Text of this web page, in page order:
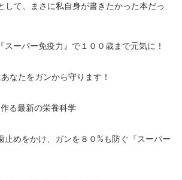
して、まさに私自身が書きたかった本だっ
スーパー免疫力』で１００歳まで元気に！
なたをガンから守ります！
る最新の栄養科学
止めをかけ、ガンを８０%も防ぐ『スーパー